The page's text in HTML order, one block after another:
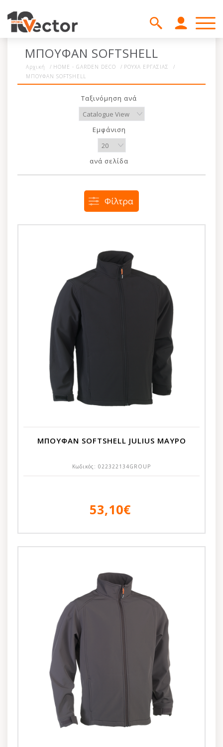
ΜΠΟΥΦΑΝ SOFTSHELL
Αρχική / HOME - GARDEN DECO / ΡΟΥΧΑ ΕΡΓΑΣΙΑΣ
/
ΜΠΟΥΦΑΝ SOFTSHELL
Ταξινόμηση ανά
Εμφάνιση
ανά σελίδα
Φίλτρα
ΜΠΟΥΦΑΝ SOFTSHELL JULIUS ΜΑΥΡΟ
Κωδικός: 022322134GROUP
53,10€